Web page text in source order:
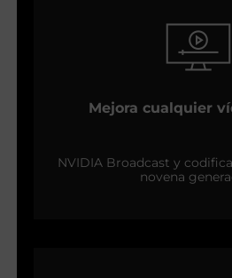
Mejora cualquier
NVIDIA Broadcast y
novena